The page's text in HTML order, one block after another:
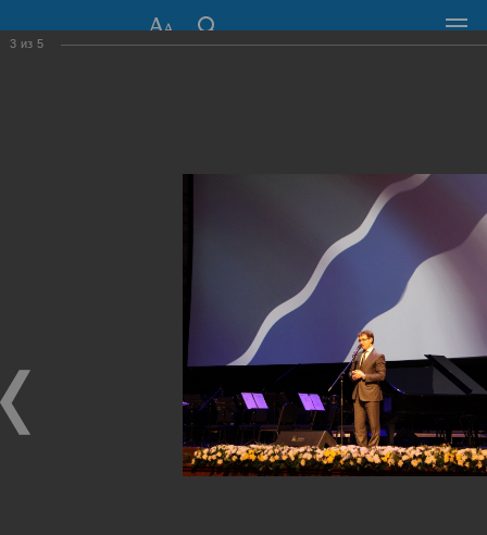
630099, г. Новосибирск, Красный проспект, 34
Общественная приемная
Фоторепортажи
›
3 из 5